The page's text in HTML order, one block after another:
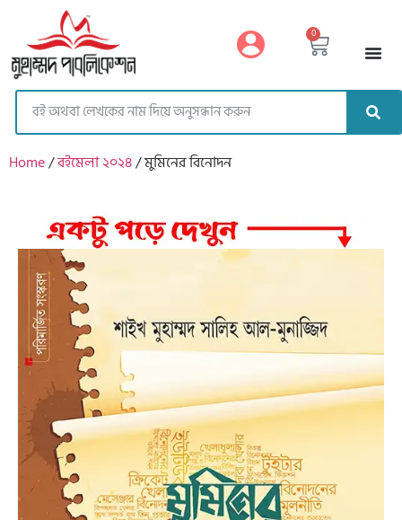
https://muhammadpublication.com/
0
Home/বইমেলা ২০২৪/ মুমিনের বিনোদন